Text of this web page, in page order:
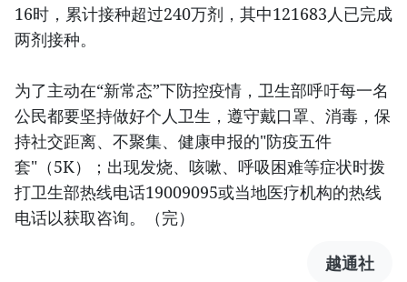
16时，累计接种超过240万剂，其中121683人已完成
两剂接种。
为了主动在“新常态”下防控疫情，卫生部呼吁每一名
公民都要坚持做好个人卫生，遵守戴口罩、消毒，保
持社交距离、不聚集、健康申报的"防疫五件
套"（5K）；出现发烧、咳嗽、呼吸困难等症状时拨
打卫生部热线电话19009095或当地医疗机构的热线
电话以获取咨询。（完）
越通社